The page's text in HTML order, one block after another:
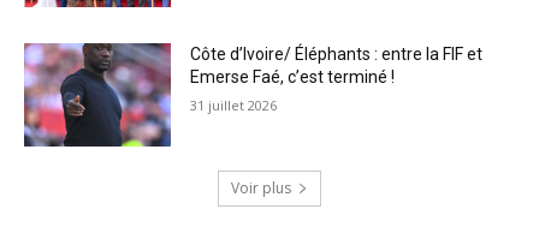
Côte d’Ivoire/ Éléphants : entre la FIF et
Emerse Faé, c’est terminé !
31 juillet 2026
Voir plus